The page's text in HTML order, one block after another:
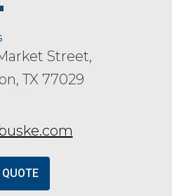
Street,
TX 77029